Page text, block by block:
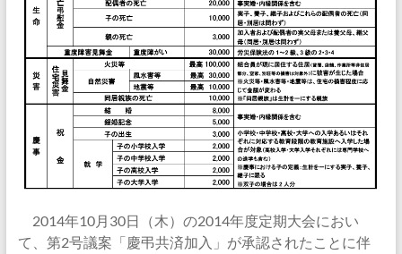
2014年10月30日（木）の2014年度定期大会におい
て、第2号議案「慶弔共済加入」が承認されたことに伴